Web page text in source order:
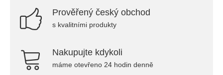
Prověřený český obchod
s kvalitními produkty
Nakupujte kdykoli
máme otevřeno 24 hodin denně